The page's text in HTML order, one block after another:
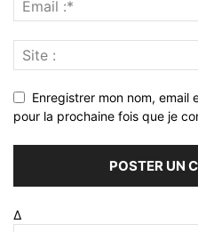
Enregistrer mon nom,
pour la prochaine fois que je
Δ